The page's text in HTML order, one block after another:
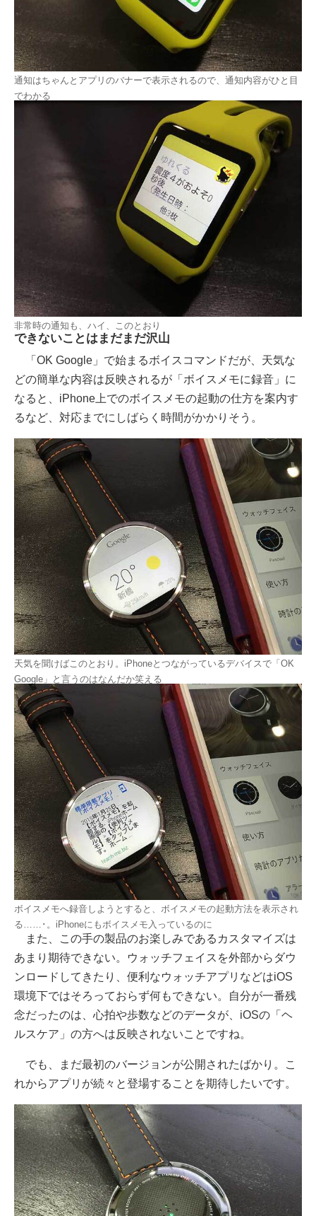
通知はちゃんとアプリのバナーで表示されるので、通知内容がひと目
でわかる
非常時の通知も、ハイ、このとおり
できないことはまだまだ沢山
「OK Google」で始まるボイスコマンドだが、天気な
どの簡単な内容は反映されるが「ボイスメモに録音」に
なると、iPhone上でのボイスメモの起動の仕方を案内す
るなど、対応までにしばらく時間がかかりそう。
天気を聞けばこのとおり。iPhoneとつながっているデバイスで「OK
Google」と言うのはなんだか笑える
ボイスメモへ録音しようとすると、ボイスメモの起動方法を表示され
る……･。iPhoneにもボイスメモ入っているのに
また、この手の製品のお楽しみであるカスタマイズは
あまり期待できない。ウォッチフェイスを外部からダウ
ンロードしてきたり、便利なウォッチアプリなどはiOS
環境下ではそろっておらず何もできない。自分が一番残
念だったのは、心拍や歩数などのデータが、iOSの「ヘ
ルスケア」の方へは反映されないことですね。
でも、まだ最初のバージョンが公開されたばかり。こ
れからアプリが続々と登場することを期待したいです。